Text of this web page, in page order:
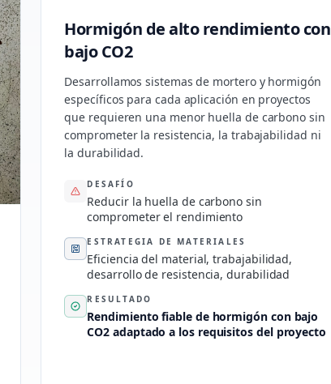
Hormigón de alto rendimiento con
bajo CO2
Desarrollamos sistemas de mortero y hormigón
específicos para cada aplicación en proyectos
que requieren una menor huella de carbono sin
comprometer la resistencia, la trabajabilidad ni
la durabilidad.
DESAFÍO
Reducir la huella de carbono sin
comprometer el rendimiento
ESTRATEGIA DE MATERIALES
Eficiencia del material, trabajabilidad,
desarrollo de resistencia, durabilidad
RESULTADO
Rendimiento fiable de hormigón con bajo
CO2 adaptado a los requisitos del proyecto